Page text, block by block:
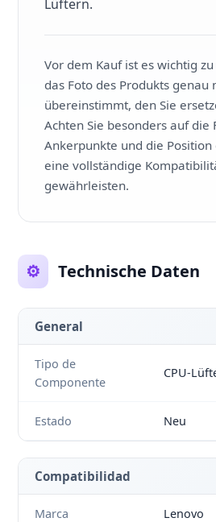
Lüftern.
Vor dem Kauf ist es wichtig
das Foto des Produkts
übereinstimmt, den Sie
Achten Sie besonders auf die
Ankerpunkte und die Position
eine vollständige
gewährleisten.
⚙️ Technische Daten
General
Tipo de
Componente
CPU-
Estado Neu
Compatibilidad
Marca Lenovo